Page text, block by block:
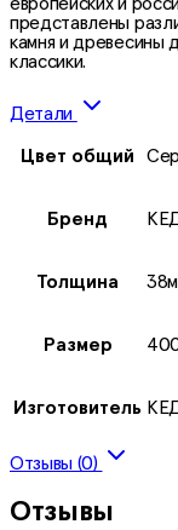
представлены
камня и древесины
классики.
Детали
Цвет общий
Бренд
Толщина
Размер
Изготовитель
Отзывы (0)
Отзывы